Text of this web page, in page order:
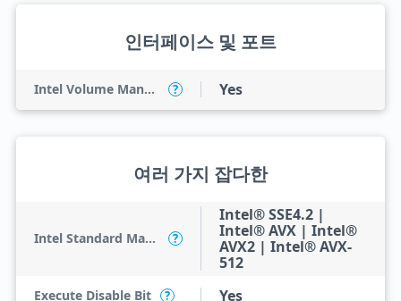
인터페이스 및 포트
Intel Volume Management Device (VMD) ? Yes
여러 가지 잡다한
Intel Standard Manageability (ISM) ?
Intel® SSE4.2 |
Intel® AVX | Intel®
AVX2 | Intel® AVX-
512
Execute Disable Bit ? Yes